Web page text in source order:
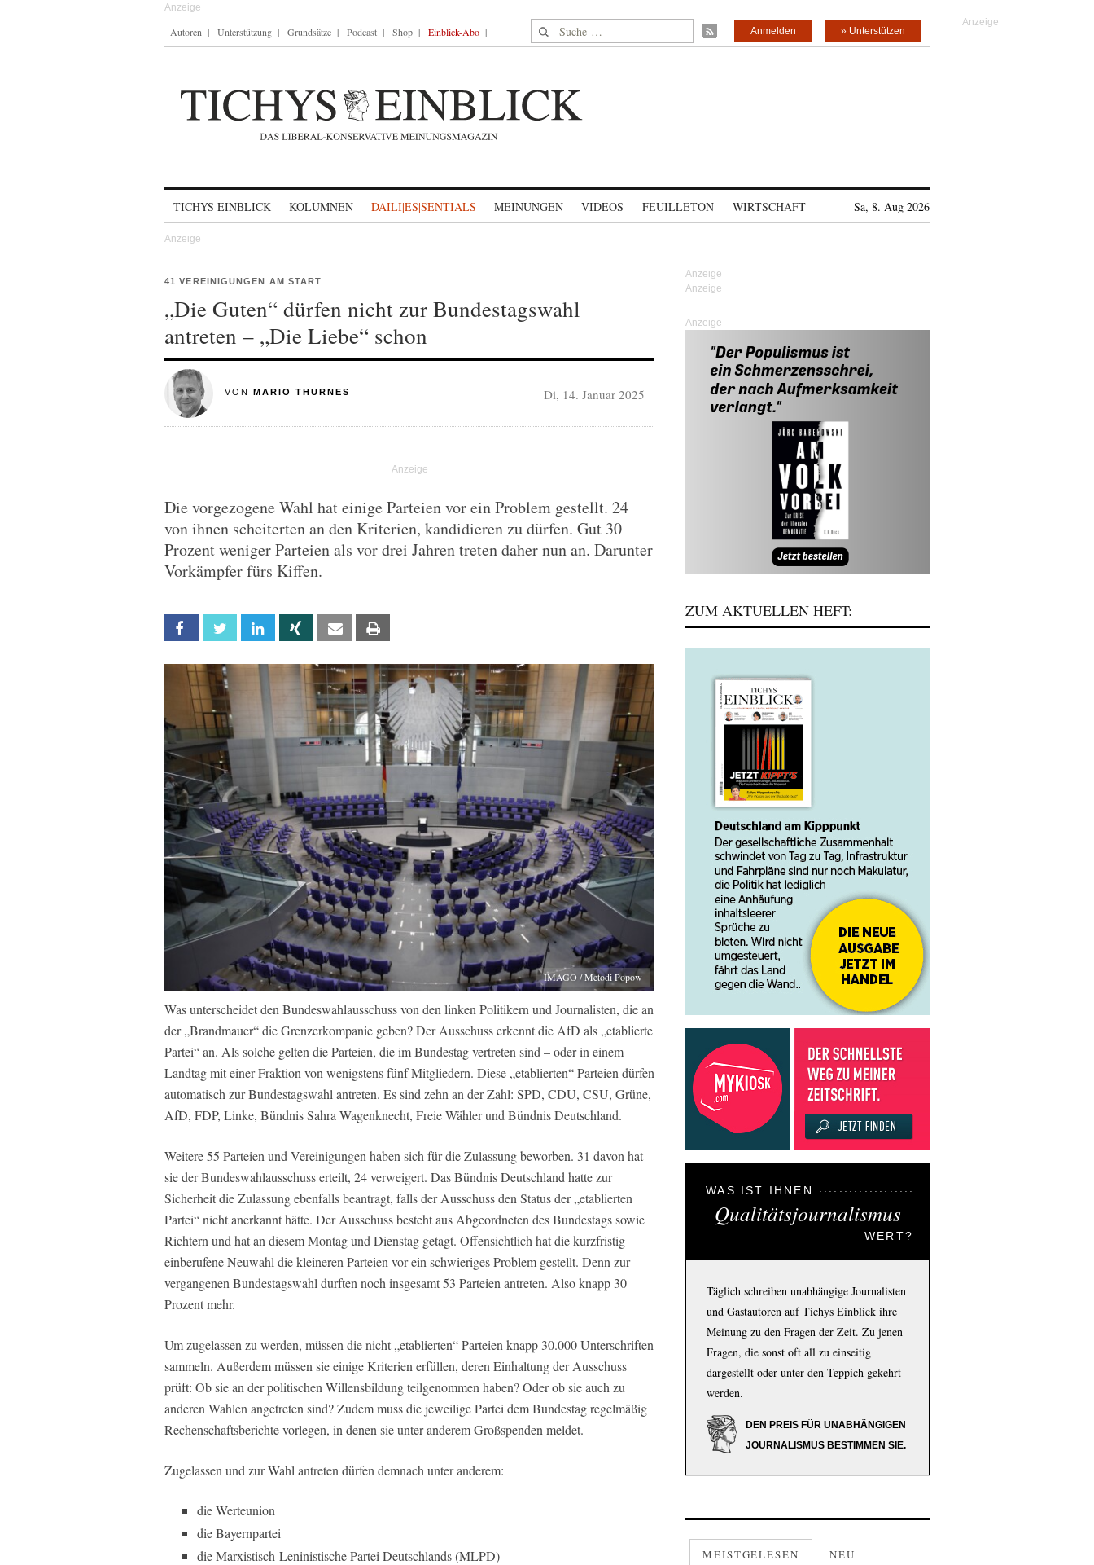
Autoren Unterstützung Grundsätze Podcast Shop Einblick-Abo Suche nach: » Unterstützen
Anmelden
TICHYS EINBLICK KOLUMNEN DAILI|ES|SENTIALS MEINUNGEN VIDEOS FEUILLETON WIRTSCHAFT Sa, 8. Aug 2026
41 VEREINIGUNGEN AM START
„Die Guten“ dürfen nicht zur Bundestagswahl
antreten – „Die Liebe“ schon
VON MARIO THURNES Di, 14. Januar 2025
Die vorgezogene Wahl hat einige Parteien vor ein Problem gestellt. 24
von ihnen scheiterten an den Kriterien, kandidieren zu dürfen. Gut 30
Prozent weniger Parteien als vor drei Jahren treten daher nun an. Darunter
Vorkämpfer fürs Kiffen.
Facebook Twitter Linkedin Xing Email
IMAGO / Metodi Popow
Was unterscheidet den Bundeswahlausschuss von den linken Politikern und Journalisten, die an
der „Brandmauer“ die Grenzerkompanie geben? Der Ausschuss erkennt die AfD als „etablierte
Partei“ an. Als solche gelten die Parteien, die im Bundestag vertreten sind – oder in einem
Landtag mit einer Fraktion von wenigstens fünf Mitgliedern. Diese „etablierten“ Parteien dürfen
automatisch zur Bundestagswahl antreten. Es sind zehn an der Zahl: SPD, CDU, CSU, Grüne,
AfD, FDP, Linke, Bündnis Sahra Wagenknecht, Freie Wähler und Bündnis Deutschland.
Weitere 55 Parteien und Vereinigungen haben sich für die Zulassung beworben. 31 davon hat
sie der Bundeswahlausschuss erteilt, 24 verweigert. Das Bündnis Deutschland hatte zur
Sicherheit die Zulassung ebenfalls beantragt, falls der Ausschuss den Status der „etablierten
Partei“ nicht anerkannt hätte. Der Ausschuss besteht aus Abgeordneten des Bundestags sowie
Richtern und hat an diesem Montag und Dienstag getagt. Offensichtlich hat die kurzfristig
einberufene Neuwahl die kleineren Parteien vor ein schwieriges Problem gestellt. Denn zur
vergangenen Bundestagswahl durften noch insgesamt 53 Parteien antreten. Also knapp 30
Prozent mehr.
Um zugelassen zu werden, müssen die nicht „etablierten“ Parteien knapp 30.000 Unterschriften
sammeln. Außerdem müssen sie einige Kriterien erfüllen, deren Einhaltung der Ausschuss
prüft: Ob sie an der politischen Willensbildung teilgenommen haben? Oder ob sie auch zu
anderen Wahlen angetreten sind? Zudem muss die jeweilige Partei dem Bundestag regelmäßig
Rechenschaftsberichte vorlegen, in denen sie unter anderem Großspenden meldet.
Zugelassen und zur Wahl antreten dürfen demnach unter anderem:
die Werteunion
die Bayernpartei
die Marxistisch-Leninistische Partei Deutschlands (MLPD)
Anzeige
ZUM AKTUELLEN HEFT:
WAS IST IHNEN
Qualitätsjournalismus
WERT?
Täglich schreiben unabhängige Journalisten
und Gastautoren auf Tichys Einblick ihre
Meinung zu den Fragen der Zeit. Zu jenen
Fragen, die sonst oft all zu einseitig
dargestellt oder unter den Teppich gekehrt
werden.
DEN PREIS FÜR UNABHÄNGIGEN
JOURNALISMUS BESTIMMEN SIE.
MEISTGELESEN NEU